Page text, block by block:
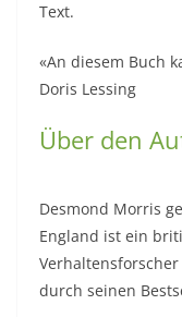
Text.
«An diesem Buch
Doris Lessing
Über den
Desmond Morris
England ist ein
durch seinen